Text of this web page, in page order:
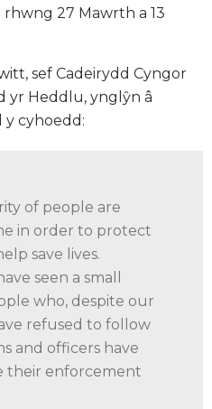
27 Mawrth a 13
sef Cadeirydd Cyngor
yr Heddlu, ynglŷn â
y cyhoedd:
of people are
in order to protect
save lives.
seen a small
who, despite our
refused to follow
and officers have
their enforcement